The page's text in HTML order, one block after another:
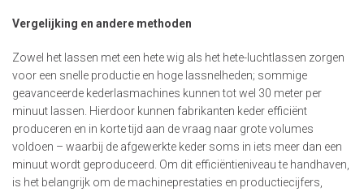
Vergelijking en andere methoden
Zowel het lassen met een hete wig als het hete-luchtlassen zorgen
voor een snelle productie en hoge lassnelheden; sommige
geavanceerde kederlasmachines kunnen tot wel 30 meter per
minuut lassen. Hierdoor kunnen fabrikanten keder efficiënt
produceren en in korte tijd aan de vraag naar grote volumes
voldoen – waarbij de afgewerkte keder soms in iets meer dan een
minuut wordt geproduceerd. Om dit efficiëntieniveau te handhaven,
is het belangrijk om de machineprestaties en productiecijfers,